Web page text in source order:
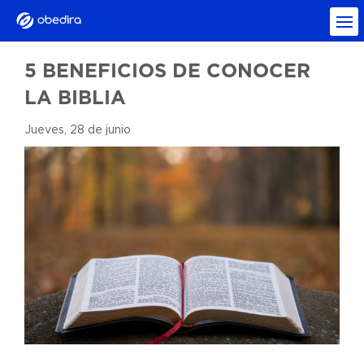
5 BENEFICIOS DE CONOCER
LA BIBLIA
Jueves, 28 de junio